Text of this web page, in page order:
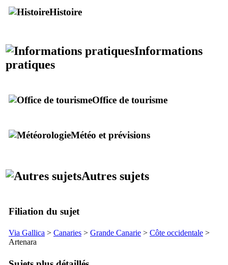
Histoire
Informations
pratiques
Office de tourisme
Météo et prévisions
Autres sujets
Filiation du sujet
Via Gallica > Canaries > Grande Canarie > Côte occidentale >
Artenara